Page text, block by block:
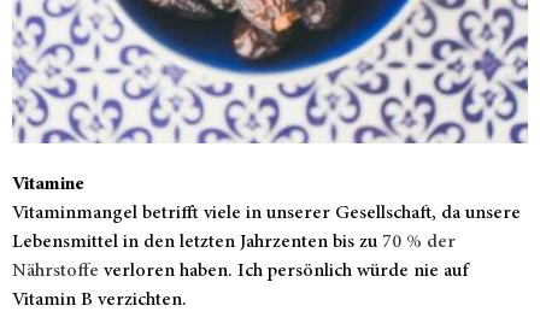
Vitamine
Vitaminmangel betrifft viele in unserer Gesellschaft, da unsere
Lebensmittel in den letzten Jahrzenten bis zu 70 % der
Nährstoffe verloren haben. Ich persönlich würde nie auf
Vitamin B verzichten.